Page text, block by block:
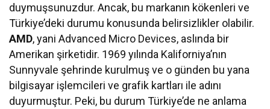
duymuşsunuzdur. Ancak, bu markanın kökenleri ve
Türkiye’deki durumu konusunda belirsizlikler olabilir.
AMD, yani Advanced Micro Devices, aslında bir
Amerikan şirketidir. 1969 yılında Kaliforniya’nın
Sunnyvale şehrinde kurulmuş ve o günden bu yana
bilgisayar işlemcileri ve grafik kartları ile adını
duyurmuştur. Peki, bu durum Türkiye’de ne anlama